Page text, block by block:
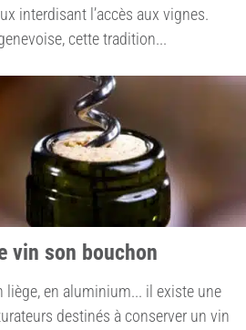
interdisant l’accès aux vignes.
cette tradition...
vin son bouchon
liège, en aluminium... il existe une
destinés à conserver un vin